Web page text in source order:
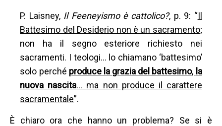
P. Laisney, Il Feeneyismo è cattolico?, p. 9: “Il
Battesimo del Desiderio non è un sacramento;
non ha il segno esteriore richiesto nei
sacramenti. I teologi... lo chiamano ‘battesimo’
solo perché produce la grazia del battesimo, la
nuova nascita... ma non produce il carattere
sacramentale”.
È chiaro ora che hanno un problema? Se si è